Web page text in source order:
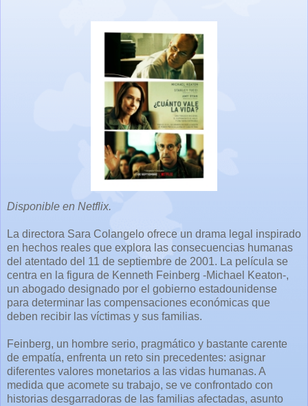
Disponible en Netflix.
La directora Sara Colangelo ofrece un drama legal inspirado
en hechos reales que explora las consecuencias humanas
del atentado del 11 de septiembre de 2001. La película se
centra en la figura de Kenneth Feinberg -Michael Keaton-,
un abogado designado por el gobierno estadounidense
para determinar las compensaciones económicas que
deben recibir las víctimas y sus familias.
Feinberg, un hombre serio, pragmático y bastante carente
de empatía, enfrenta un reto sin precedentes: asignar
diferentes valores monetarios a las vidas humanas. A
medida que acomete su trabajo, se ve confrontado con
historias desgarradoras de las familias afectadas, asunto